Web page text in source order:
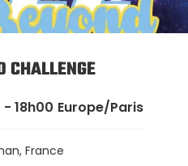
CHALLENGE
18h00 Europe/Paris
France